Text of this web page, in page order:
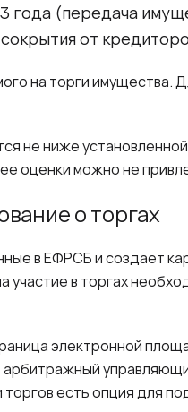
года (передача
от
на торги имущества.
не ниже
оценки можно не
о торгах
в ЕФРСБ и создает
в торгах
электронной
арбитражный
есть опция для